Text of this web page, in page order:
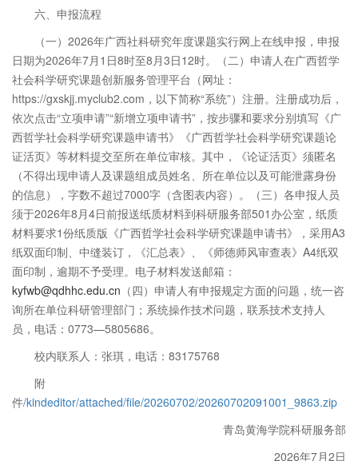
六、申报流程
（一）2026年广西社科研究年度课题实行网上在线申报，申报
日期为2026年7月1日8时至8月3日12时。（二）申请人在广西哲学
社会科学研究课题创新服务管理平台（网址：
https://gxskjj.myclub2.com，以下简称“系统”）注册。注册成功后，
依次点击“立项申请”“新增立项申请书”，按步骤和要求分别填写《广
西哲学社会科学研究课题申请书》《广西哲学社会科学研究课题论
证活页》等材料提交至所在单位审核。其中，《论证活页》须匿名
（不得出现申请人及课题组成员姓名、所在单位以及可能泄露身份
的信息），字数不超过7000字（含图表内容）。（三）各申报人员
须于2026年8月4日前报送纸质材料到科研服务部501办公室，纸质
材料要求1份纸质版《广西哲学社会科学研究课题申请书》，采用A3
纸双面印制、中缝装订，《汇总表》、《师德师风审查表》A4纸双
面印制，逾期不予受理。电子材料发送邮箱：
kyfwb@qdhhc.edu.cn （四）申请人有申报规定方面的问题，统一咨
询所在单位科研管理部门；系统操作技术问题，联系技术支持人
员，电话：0773—5805686。
校内联系人：张琪，电话：83175768
附
件/kindeditor/attached/file/20260702/20260702091001_9863.zip
青岛黄海学院科研服务部
2026年7月2日